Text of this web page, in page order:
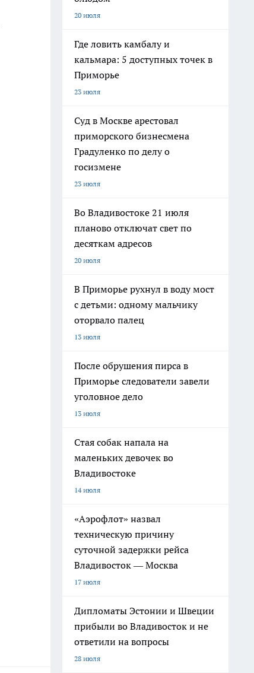
20 июля
Где ловить камбалу и
кальмара: 5 доступных точек в
Приморье
23 июля
Суд в Москве арестовал
приморского бизнесмена
Градуленко по делу о
госизмене
23 июля
Во Владивостоке 21 июля
планово отключат свет по
десяткам адресов
20 июля
В Приморье рухнул в воду мост
с детьми: одному мальчику
оторвало палец
13 июля
После обрушения пирса в
Приморье следователи завели
уголовное дело
13 июля
Стая собак напала на
маленьких девочек во
Владивостоке
14 июля
«Аэрофлот» назвал
техническую причину
суточной задержки рейса
Владивосток — Москва
17 июля
Дипломаты Эстонии и Швеции
прибыли во Владивосток и не
ответили на вопросы
28 июля